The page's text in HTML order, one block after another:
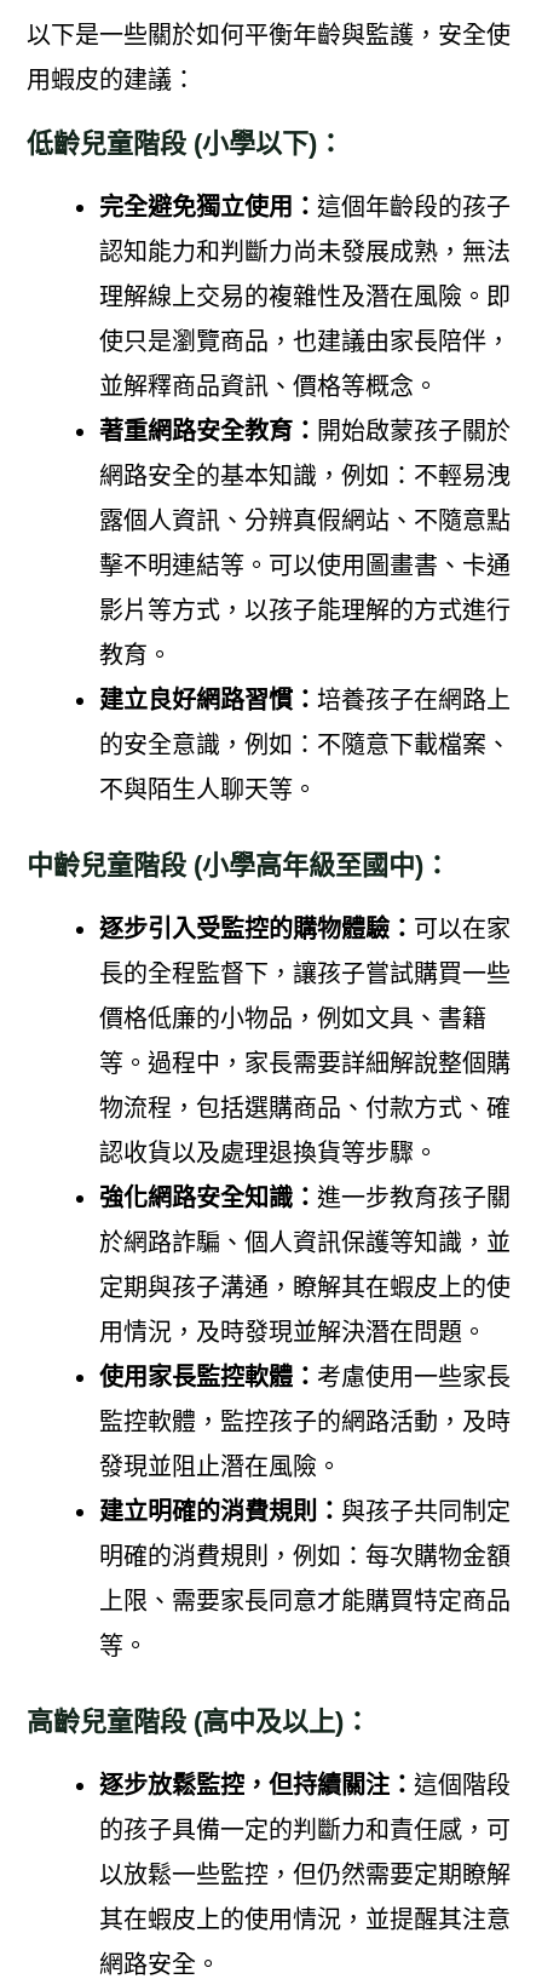
以下是一些關於如何平衡年齡與監護，安全使
用蝦皮的建議：
低齡兒童階段 (小學以下)：
完全避免獨立使用： 這個年齡段的孩子
認知能力和判斷力尚未發展成熟，無法
理解線上交易的複雜性及潛在風險。即
使只是瀏覽商品，也建議由家長陪伴，
並解釋商品資訊、價格等概念。
著重網路安全教育： 開始啟蒙孩子關於
網路安全的基本知識，例如：不輕易洩
露個人資訊、分辨真假網站、不隨意點
擊不明連結等。可以使用圖畫書、卡通
影片等方式，以孩子能理解的方式進行
教育。
建立良好網路習慣： 培養孩子在網路上
的安全意識，例如：不隨意下載檔案、
不與陌生人聊天等。
中齡兒童階段 (小學高年級至國中)：
逐步引入受監控的購物體驗： 可以在家
長的全程監督下，讓孩子嘗試購買一些
價格低廉的小物品，例如文具、書籍
等。過程中，家長需要詳細解說整個購
物流程，包括選購商品、付款方式、確
認收貨以及處理退換貨等步驟。
強化網路安全知識： 進一步教育孩子關
於網路詐騙、個人資訊保護等知識，並
定期與孩子溝通，瞭解其在蝦皮上的使
用情況，及時發現並解決潛在問題。
使用家長監控軟體： 考慮使用一些家長
監控軟體，監控孩子的網路活動，及時
發現並阻止潛在風險。
建立明確的消費規則： 與孩子共同制定
明確的消費規則，例如：每次購物金額
上限、需要家長同意才能購買特定商品
等。
高齡兒童階段 (高中及以上)：
逐步放鬆監控，但持續關注： 這個階段
的孩子具備一定的判斷力和責任感，可
以放鬆一些監控，但仍然需要定期瞭解
其在蝦皮上的使用情況，並提醒其注意
網路安全。